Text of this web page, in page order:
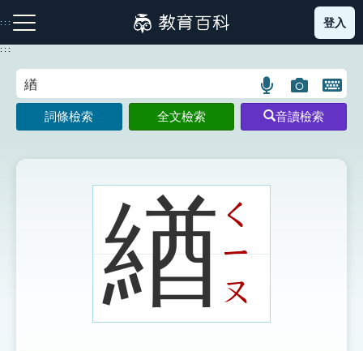
到
主
:::
注音索引圖示 筆畫索引圖示 部首索引表圖示
登入
:::
語
言
搜
示
圖
片
搜
開
鍵
圖
詞條檢索 全文檢索 音讀檢索
緧 ㄑ
ㄧ
ㄡ